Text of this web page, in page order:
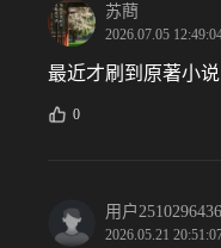
苏蔄
2026.07.05
最近才刷到原著小
0
用户
2026.05.21